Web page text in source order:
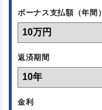
ボーナス支払額（年間）
返済期間
金利